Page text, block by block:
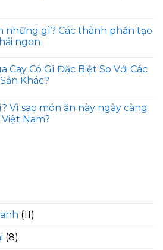
những gì? Các thành phần tạo
ngon
Cay Có Gì Đặc Biệt So Với Các
Khác?
Vì sao món ăn này ngày càng
Nam?
(11)
(8)